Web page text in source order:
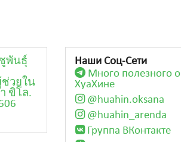
พันธุ์
ช่วยใน
ขิโล.
Наши Соц-Сети
Много полезного о
ХуаХине
@huahin.oksana
@huahin_arenda
Группа ВКонтакте